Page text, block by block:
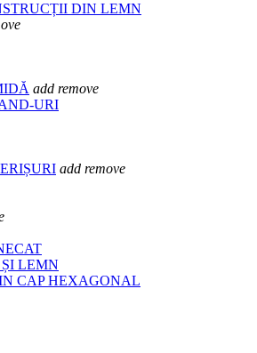
DIN LEMN
add remove
URI
add remove
LEMN
CAP HEXAGONAL